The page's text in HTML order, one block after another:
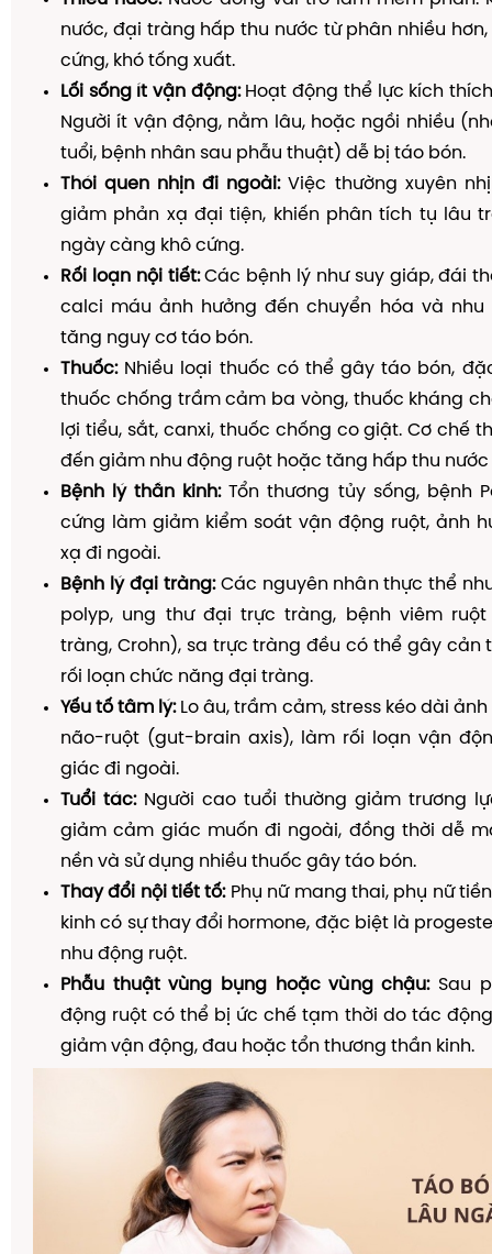
nước, đại tràng hấp thu nước từ phân nhiều hơn,
cứng, khó tống xuất.
Lối sống ít vận động:Hoạt động thể lực kích
Người ít vận động, nằm lâu, hoặc ngồi nhiều
tuổi, bệnh nhân sau phẫu thuật) dễ bị táo bón.
Thói quen nhịn đi ngoài:Việc thường xuyên
giảm phản xạ đại tiện, khiến phân tích tụ lâu
ngày càng khô cứng.
Rối loạn nội tiết:Các bệnh lý như suy giáp, đái
calci máu ảnh hưởng đến chuyển hóa và nhu
tăng nguy cơ táo bón.
Thuốc:Nhiều loại thuốc có thể gây táo bón,
thuốc chống trầm cảm ba vòng, thuốc kháng
lợi tiểu, sắt, canxi, thuốc chống co giật. Cơ chế
đến giảm nhu động ruột hoặc tăng hấp thu
Bệnh lý thần kinh:Tổn thương tủy sống, bệnh
cứng làm giảm kiểm soát vận động ruột, ảnh
xạ đi ngoài.
Bệnh lý đại tràng:Các nguyên nhân thực thể
polyp, ung thư đại trực tràng, bệnh viêm
tràng, Crohn), sa trực tràng đều có thể gây cản
rối loạn chức năng đại tràng.
Yếu tố tâm lý:Lo âu, trầm cảm, stress kéo dài
não-ruột (gut-brain axis), làm rối loạn vận
giác đi ngoài.
Tuổi tác:Người cao tuổi thường giảm trương
giảm cảm giác muốn đi ngoài, đồng thời dễ
nền và sử dụng nhiều thuốc gây táo bón.
Thay đổi nội tiết tố:Phụ nữ mang thai, phụ nữ
kinh có sự thay đổi hormone, đặc biệt là
nhu động ruột.
Phẫu thuật vùng bụng hoặc vùng chậu:Sau
động ruột có thể bị ức chế tạm thời do tác
giảm vận động, đau hoặc tổn thương thần kinh.